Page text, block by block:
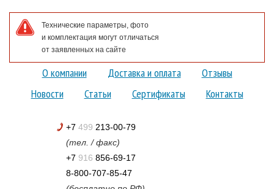
Технические параметры, фото
и комплектация могут отличаться
от заявленных на сайте
О компании Доставка и оплата
Отзывы
Новости
Статьи Сертификаты Контакты
+7 499 213-00-79
(тел. / факс)
+7 916 856-69-17
8-800-707-85-47